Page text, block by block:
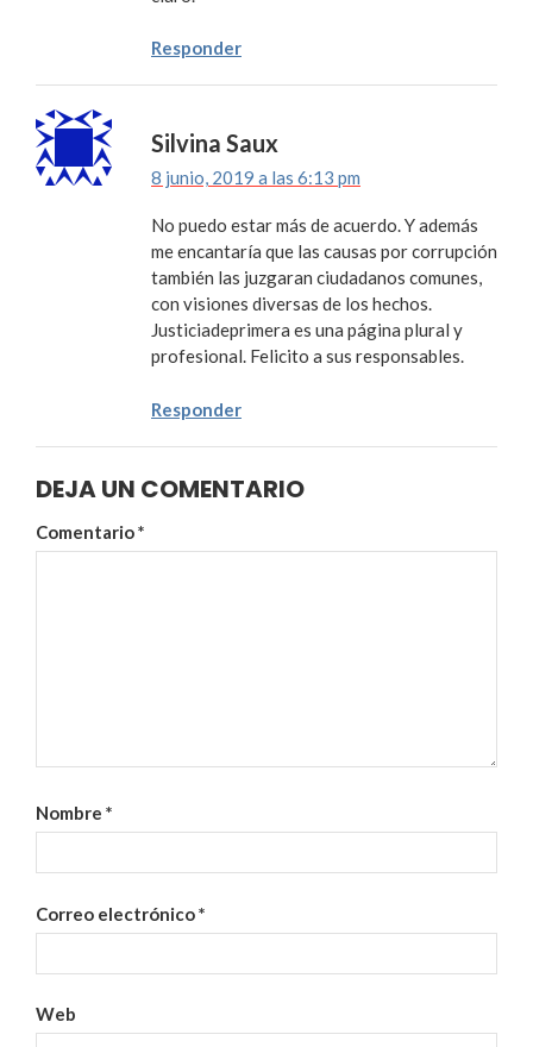
Responder
Silvina Saux
8 junio, 2019 a las 6:13 pm
No puedo estar más de acuerdo. Y además
me encantaría que las causas por corrupción
también las juzgaran ciudadanos comunes,
con visiones diversas de los hechos.
Justiciadeprimera es una página plural y
profesional. Felicito a sus responsables.
Responder
DEJA UN COMENTARIO
Comentario*
Nombre *
Correo electrónico*
Web